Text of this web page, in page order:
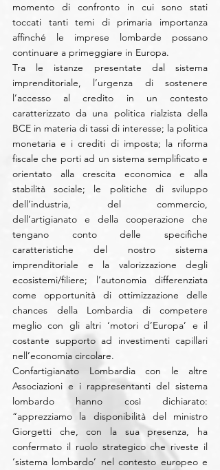
momento di confronto in cui sono stati
toccati tanti temi di primaria importanza
affinché le imprese lombarde possano
continuare a primeggiare in Europa.
Tra le istanze presentate dal sistema
imprenditoriale, l’urgenza di sostenere
l’accesso al credito in un contesto
caratterizzato da una politica rialzista della
BCE in materia di tassi di interesse; la politica
monetaria e i crediti di imposta; la riforma
fiscale che porti ad un sistema semplificato e
orientato alla crescita economica e alla
stabilità sociale; le politiche di sviluppo
dell’industria, del commercio,
dell’artigianato e della cooperazione che
tengano conto delle specifiche
caratteristiche del nostro sistema
imprenditoriale e la valorizzazione degli
ecosistemi/filiere; l’autonomia differenziata
come opportunità di ottimizzazione delle
chances della Lombardia di competere
meglio con gli altri ‘motori d’Europa’ e il
costante supporto ad investimenti capillari
nell’economia circolare.
Confartigianato Lombardia con le altre
Associazioni e i rappresentanti del sistema
lombardo hanno così dichiarato:
“apprezziamo la disponibilità del ministro
Giorgetti che, con la sua presenza, ha
confermato il ruolo strategico che riveste il
‘sistema lombardo’ nel contesto europeo e